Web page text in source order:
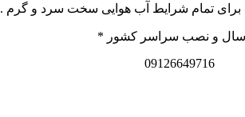
تمام شرایط آب هوایی سخت سرد و گرم .
و نصب سراسر کشور *
09126649716